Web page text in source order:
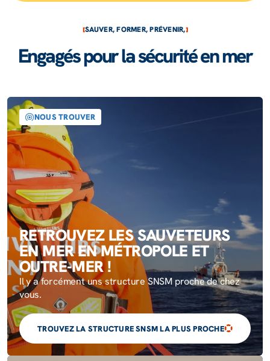
SAUVER, FORMER, PRÉVENIR,
Engagés pour la sécurité en mer
NOUS TROUVER
RETROUVEZ LES SAUVETEURS
EN MER EN MÉTROPOLE ET
OUTRE-MER !
Il y a forcément uns structure SNSM proche de chez
vous.
TROUVEZ LA STRUCTURE SNSM LA PLUS PROCHE